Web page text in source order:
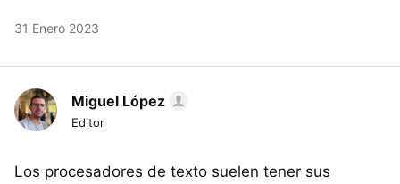
31 Enero 2023
Miguel López
Editor
Los procesadores de texto suelen tener sus